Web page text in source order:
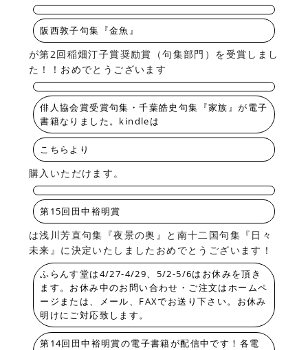
阪西敦子句集『金魚』
が第2回稲畑汀子賞奨励賞（句集部門）を受賞しまし
た！！おめでとうございます
俳人協会賞受賞句集・千葉皓史句集『家族』が電子
書籍なりました。kindleは
こちらより
購入いただけます。
第15回田中裕明賞
は浅川芳直句集『夜景の奥』と南十二国句集『日々
未来』に決定いたしましたおめでとうございます！
ふらんす堂は4/27-4/29、5/2-5/6はお休みを頂き
ます。お休み中のお問い合わせ・ご注文はホームペ
ージまたは、メール、FAXでお送り下さい。お休み
明けにご対応致します。
第14回田中裕明賞の電子書籍が配信中です！各電